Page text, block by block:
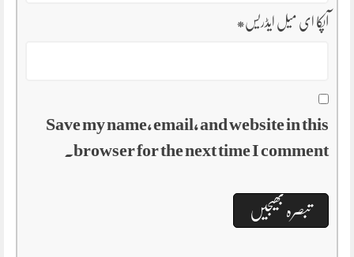
آپکا ای میل ایڈریس*
Save my name, email, and website in this
browser for the next time I comment.